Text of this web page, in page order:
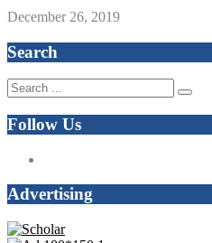
December 26, 2019
Search
Follow Us
Advertising